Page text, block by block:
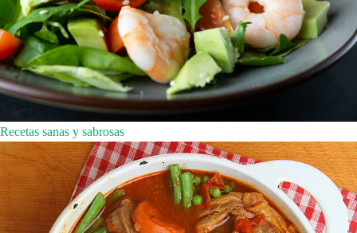
Recetas sanas y sabrosas